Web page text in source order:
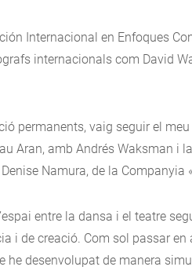
Internacional en Enfoques
internacionals com David
permanents, vaig seguir el
Aran, amb Andrés Waksman i
Namura, de la Companyia
entre la dansa i el teatre
i de creació. Com sol passar
he desenvolupat de manera